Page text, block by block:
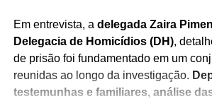
Em entrevista, a delegada Zaira
Delegacia de Homicídios (DH),
de prisão foi fundamentado em um
reunidas ao longo da investigação.
testemunhas e familiares, análise